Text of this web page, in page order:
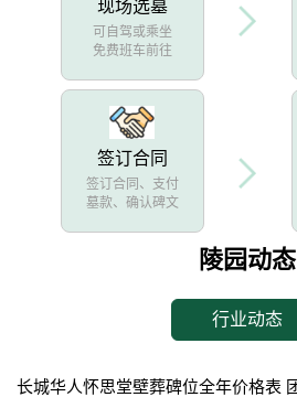
现场选墓
可自驾或乘坐
免费班车前往
签订合同
签订合同、支付
墓款、确认碑文
陵园动态
行业动态